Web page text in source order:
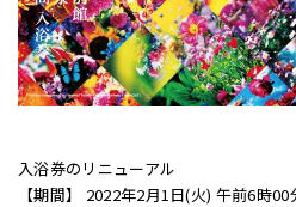
入浴券のリニューアル
【期間】 2022年2月1日(火) 午前6時